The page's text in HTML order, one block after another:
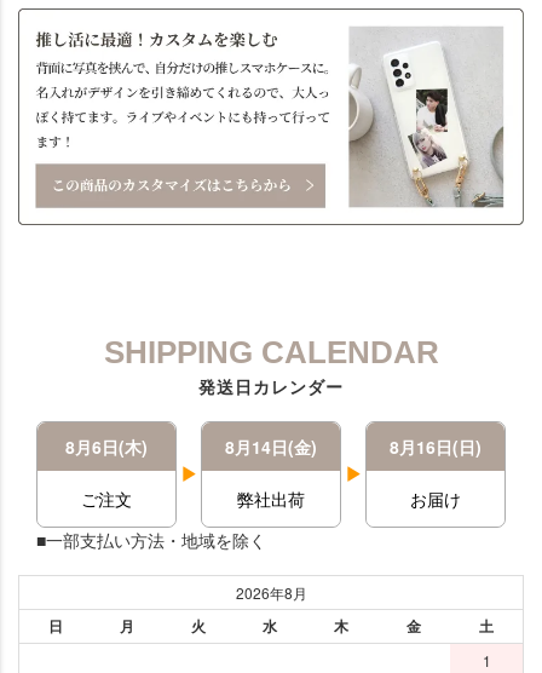
SHIPPING CALENDAR
発送日カレンダー